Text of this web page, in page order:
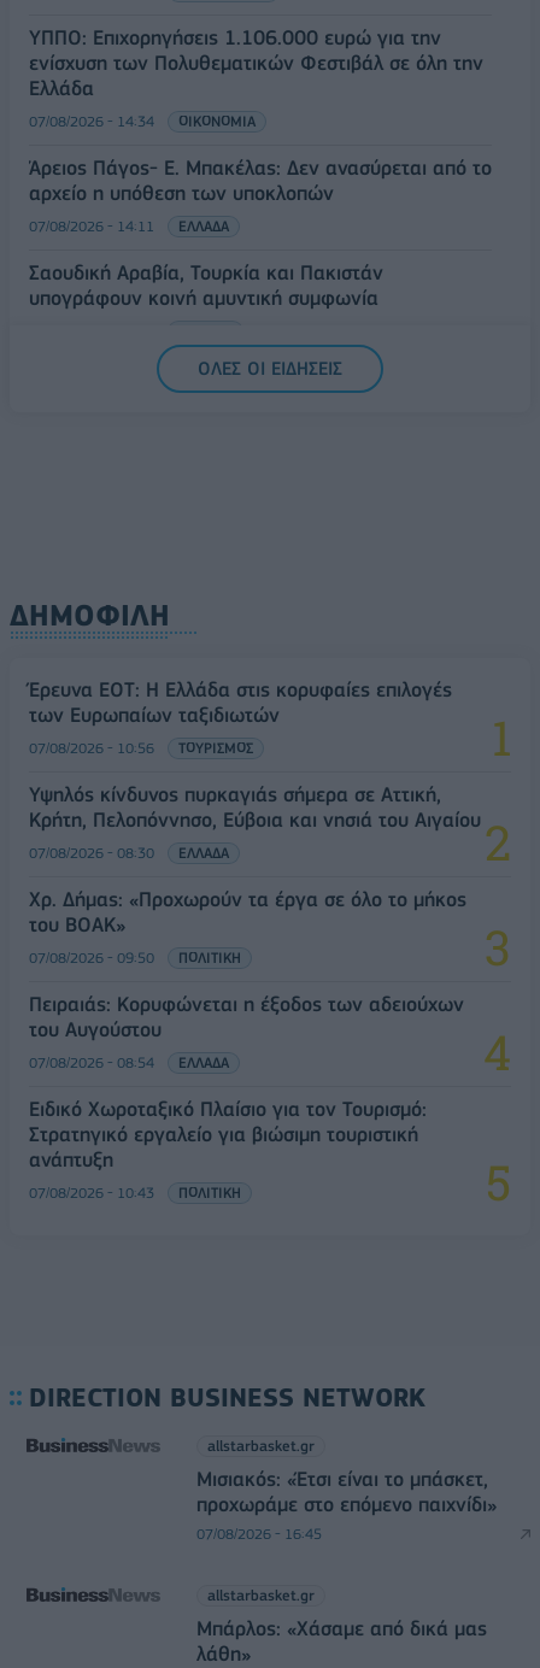
ΥΠΠΟ: Επιχορηγήσεις 1.106.000 ευρώ για την
ενίσχυση των Πολυθεματικών Φεστιβάλ σε όλη την
Ελλάδα
07/08/2026 - 14:34 ΟΙΚΟΝΟΜΙΑ
Άρειος Πάγος- Ε. Μπακέλας: Δεν ανασύρεται από το
αρχείο η υπόθεση των υποκλοπών
07/08/2026 - 14:11 ΕΛΛΑΔΑ
Σαουδική Αραβία, Τουρκία και Πακιστάν
υπογράφουν κοινή αμυντική συμφωνία
ΟΛΕΣ ΟΙ ΕΙΔΗΣΕΙΣ
ΔΗΜΟΦΙΛΗ
Έρευνα ΕΟΤ: Η Ελλάδα στις κορυφαίες επιλογές
των Ευρωπαίων ταξιδιωτών
07/08/2026 - 10:56 ΤΟΥΡΙΣΜΟΣ
Υψηλός κίνδυνος πυρκαγιάς σήμερα σε Αττική,
Κρήτη, Πελοπόννησο, Εύβοια και νησιά του Αιγαίου
07/08/2026 - 08:30 ΕΛΛΑΔΑ
Χρ. Δήμας: «Προχωρούν τα έργα σε όλο το μήκος
του ΒΟΑΚ»
07/08/2026 - 09:50 ΠΟΛΙΤΙΚΗ
Πειραιάς: Κορυφώνεται η έξοδος των αδειούχων
του Αυγούστου
07/08/2026 - 08:54 ΕΛΛΑΔΑ
Ειδικό Χωροταξικό Πλαίσιο για τον Τουρισμό:
Στρατηγικό εργαλείο για βιώσιμη τουριστική
ανάπτυξη
07/08/2026 - 10:43 ΠΟΛΙΤΙΚΗ
DIRECTION BUSINESS NETWORK
allstarbasket.gr
Μισιακός: «Έτσι είναι το μπάσκετ,
προχωράμε στο επόμενο παιχνίδι»
07/08/2026 - 16:45
allstarbasket.gr
Μπάρλος: «Χάσαμε από δικά μας
λάθη»